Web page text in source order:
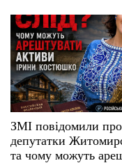
ЗМІ повідомили про
депутатки
та чому можуть